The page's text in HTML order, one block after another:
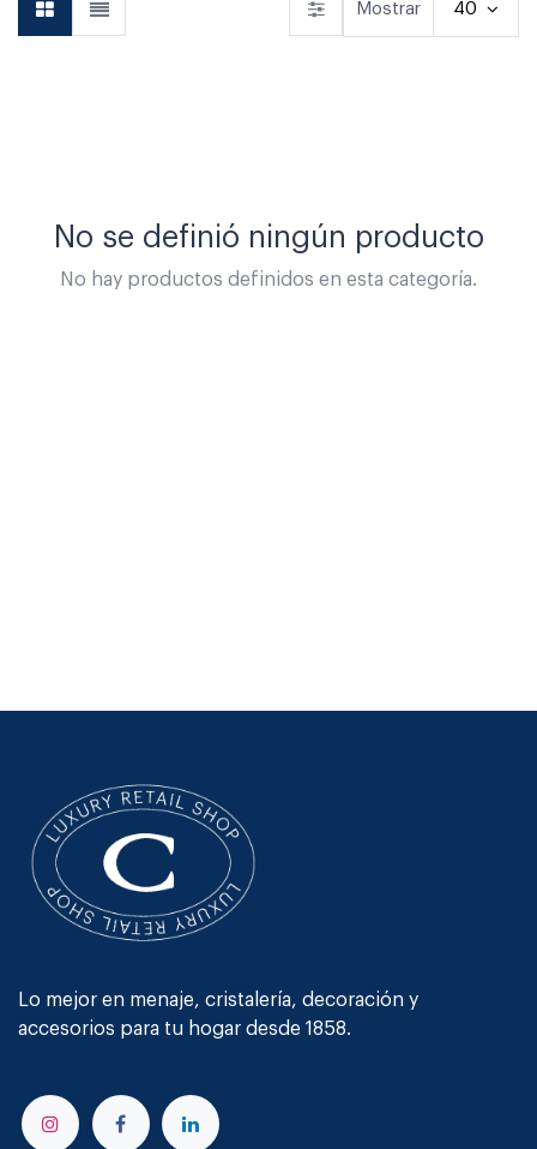
Mostrar 40
No se definió ningún producto
No hay productos definidos en esta categoría.
Lo mejor en menaje, cristalería, decoración y
accesorios para tu hogar desde 1858.